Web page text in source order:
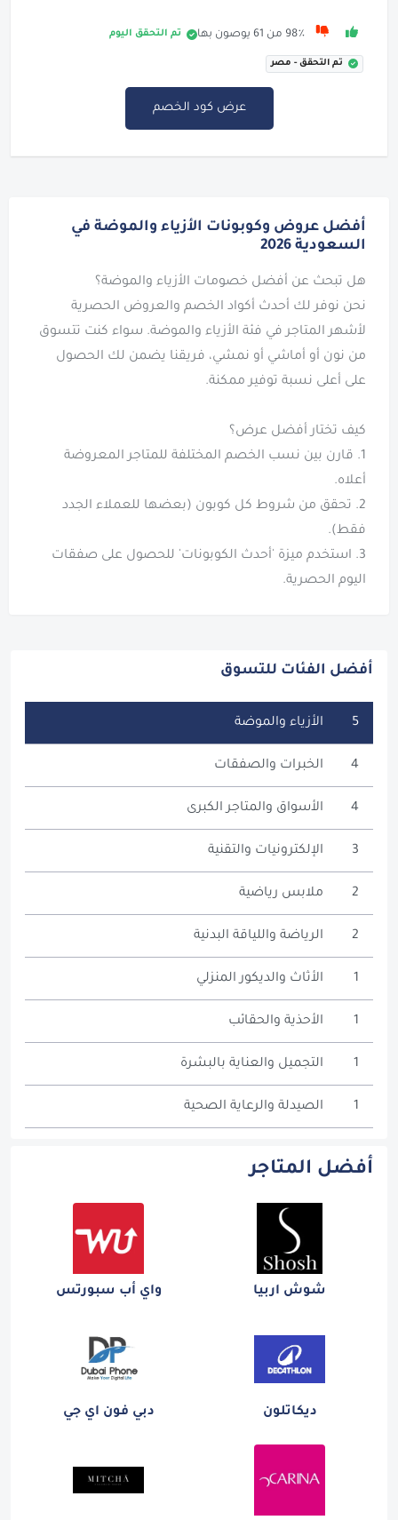
98٪ من 61 يوصون بها تم التحقق اليوم
تم التحقق - مصر
عرض كود الخصم
أفضل عروض وكوبونات الأزياء والموضة في
السعودية 2026
نحن نوفر لك أحدث أكواد الخصم والعروض الحصرية
لأشهر المتاجر في فئة الأزياء والموضة. سواء كنت تتسوق
من نون أو أماشي أو نمشي، فريقنا يضمن لك الحصول
1. قارن بين نسب الخصم المختلفة للمتاجر المعروضة
2. تحقق من شروط كل كوبون (بعضها للعملاء الجدد
3. استخدم ميزة 'أحدث الكوبونات' للحصول على صفقات
اليوم الحصرية.
أفضل الفئات للتسوق
الأزياء والموضة 5
الخبرات والصفقات 4
الأسواق والمتاجر الكبرى 4
الإلكترونيات والتقنية 3
ملابس رياضية 2
الرياضة واللياقة البدنية 2
الأثاث والديكور المنزلي
الأحذية والحقائب
التجميل والعناية بالبشرة
الصيدلة والرعاية الصحية
أفضل المتاجر
شوش اربيا واي أب سبورتس
ديكاتلون دبي فون اي جي